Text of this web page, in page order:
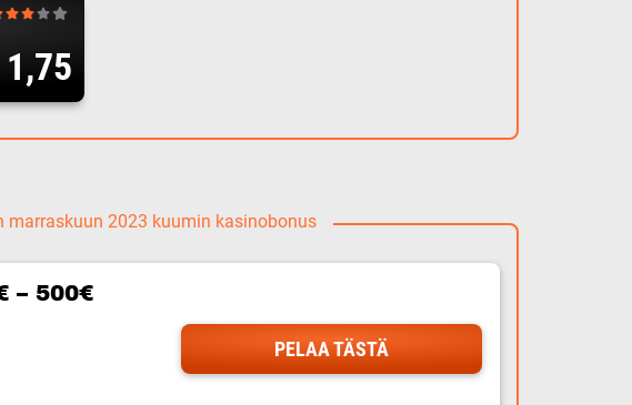
1,75
marraskuun 2023 kuumin kasinobonus
– 500€
PELAA TÄSTÄ